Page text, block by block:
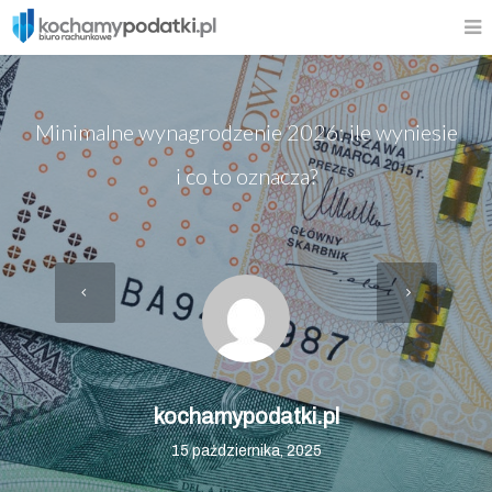
Minimalne wynagrodzenie 2026: ile wyniesie
i co to oznacza?
kochamypodatki.pl
15 października, 2025